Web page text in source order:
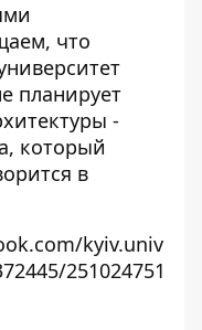
что
планирует
-
который
в
kyiv.univ
251024751